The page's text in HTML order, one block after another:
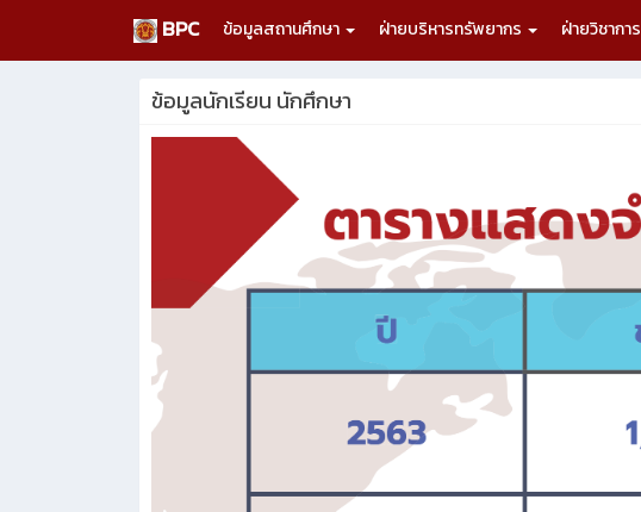
BPC ข้อมูลสถานศึกษา ฝ่ายบริหารทรัพยากร ฝ่ายวิชาการ
ข้อมูลนักเรียน นักศึกษา